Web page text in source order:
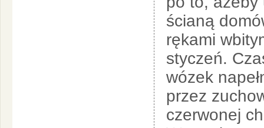
ścianą
rękami
styczeń.
wózek
przez
czerwonej